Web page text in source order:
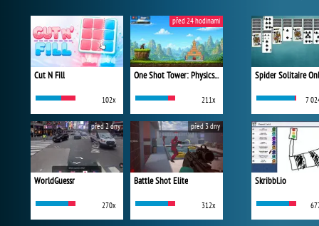
Cut N Fill
102x
One Shot Tower: Physics Destroyer
211x
před 24 hodinami
WorldGuessr
270x
před 2 dny
Battle Shot Elite
312x
před 3 dny
Spider Solitaire
7
Skribbl.io